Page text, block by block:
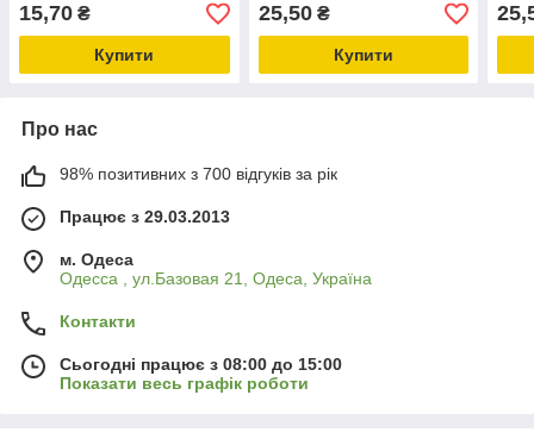
15,70 ₴
Купити
25,50₴
Купити
Про нас
98% позитивних з 700 відгуків за рік
Працює з 29.03.2013
м. Одеса
Одесса , ул.Базовая 21, Одеса, Україна
Контакти
Сьогодні працює з 08:00 до 15:00
Показати весь графік роботи